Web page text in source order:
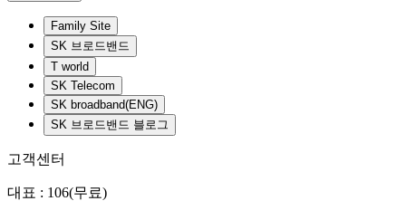
Family Site
SK 브로드밴드
T world
SK Telecom
SK broadband(ENG)
SK 브로드밴드 블로그
고객센터
대표 : 106(무료)